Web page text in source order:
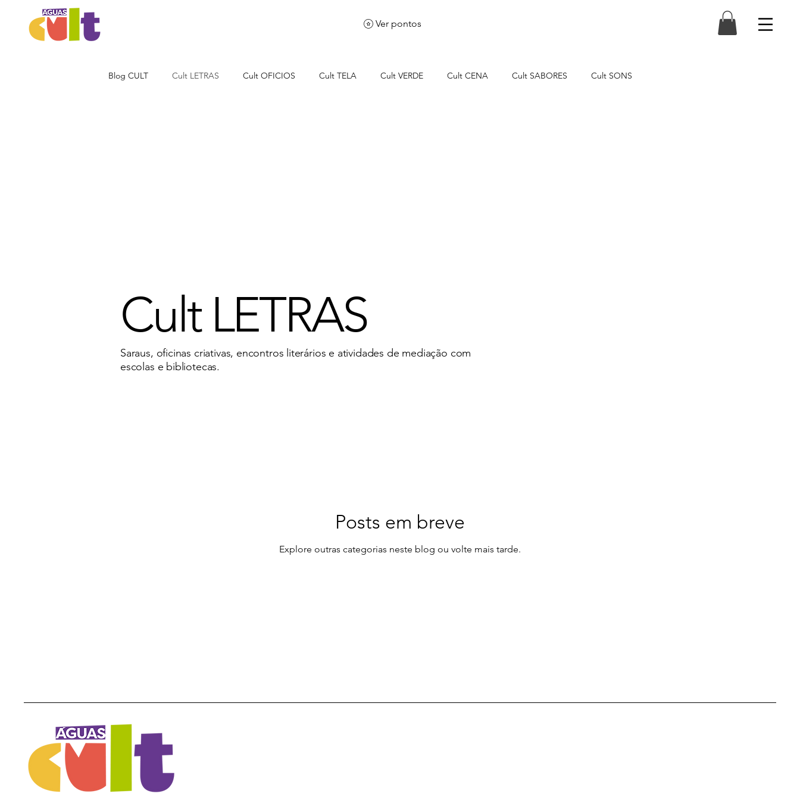
Ver pontos
Blog CULT Cult LETRAS Cult OFICIOS Cult TELA Cult VERDE Cult CENA Cult SABORES Cult SONS
Cult LETRAS
Saraus, oficinas criativas, encontros literários e atividades de mediação com
escolas e bibliotecas.
Posts em breve
Explore outras categorias neste blog ou volte mais tarde.